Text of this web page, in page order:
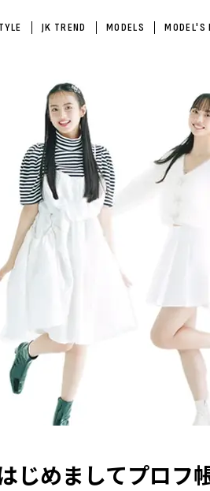
JK TREND MODELS MODEL'S
めましてプロフ帳